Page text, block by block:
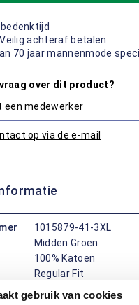
gebruik van cookies
achteraf betalen
70 jaar mannenmode
vraag over dit product?
een medewerker
op via de e-mail
1015879-41-3XL
Midden Groen
100% Katoen
Regular Fit